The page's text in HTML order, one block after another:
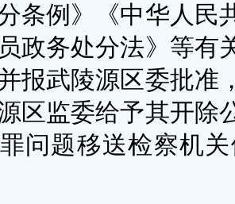
条例》《中华人民
政务处分法》等有
报武陵源区委批准
区监委给予其开除
问题移送检察机